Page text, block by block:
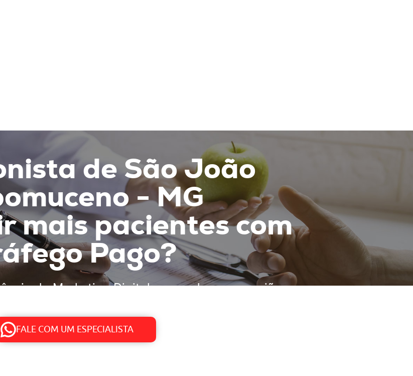
de São João
- MG
mais pacientes com
Pago?
de Marketing Digital e agende uma reunião
FALE COM UM ESPECIALISTA